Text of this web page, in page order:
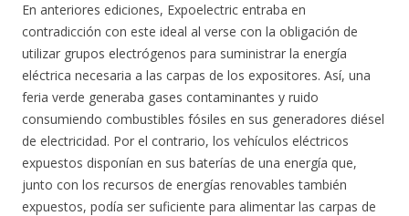
En anteriores ediciones, Expoelectric entraba en
contradicción con este ideal al verse con la obligación de
utilizar grupos electrógenos para suministrar la energía
eléctrica necesaria a las carpas de los expositores. Así, una
feria verde generaba gases contaminantes y ruido
consumiendo combustibles fósiles en sus generadores diésel
de electricidad. Por el contrario, los vehículos eléctricos
expuestos disponían en sus baterías de una energía que,
junto con los recursos de energías renovables también
expuestos, podía ser suficiente para alimentar las carpas de